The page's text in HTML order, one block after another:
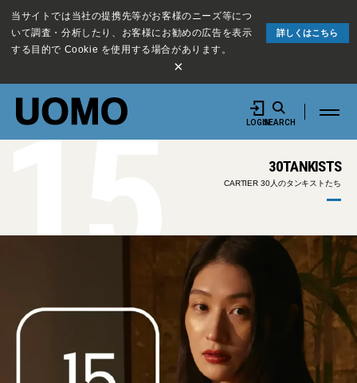
当サイトでは当社の提携先等がお客様のニーズ等につ
いて調査・分析したり、お客様にお勧めの広告を表示
する目的で Cookie を使用する場合があります。
詳しくはこちら
×
LOGINSEARCH
30TANKISTS
CARTIER 30人のタンキストたち
15